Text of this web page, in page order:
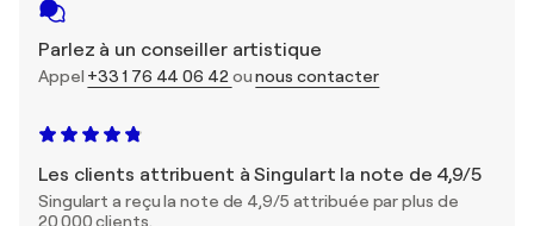
Parlez à un conseiller artistique
Appel +33 1 76 44 06 42 ounous contacter
Les clients attribuent à Singulart la note de 4,9/5
Singulart a reçu la note de 4,9/5 attribuée par plus de
20 000 clients.